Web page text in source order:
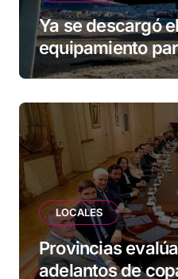
Ya se descargó
equipamiento
de Ushuaia
LOCALES
Provincias
adelantos de